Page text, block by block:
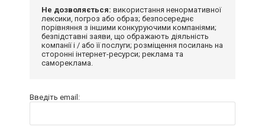
Не дозволяється: використання ненормативної
лексики, погроз або образ; безпосереднє
порівняння з іншими конкуруючими компаніями;
безпідставні заяви, що ображають діяльність
компанії і / або її послуги; розміщення посилань на
сторонні інтернет-ресурси; реклама та
самореклама.
Введіть email: